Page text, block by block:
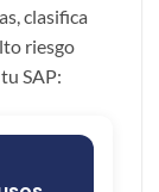
clasifica
riesgo
SAP: